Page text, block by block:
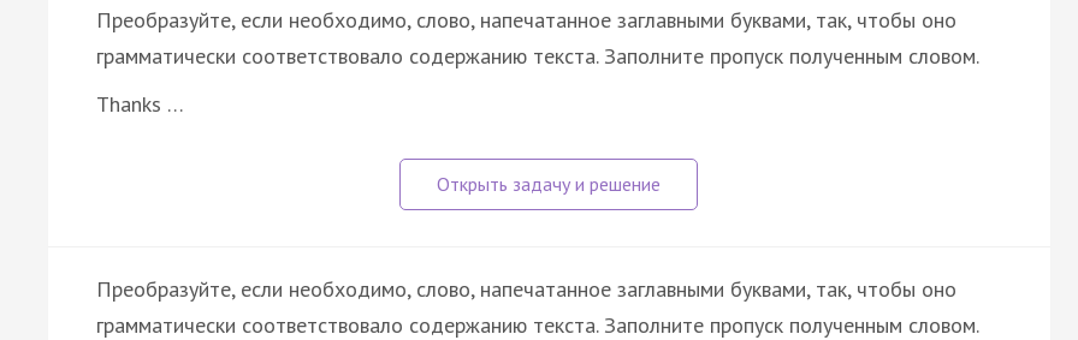
Преобразуйте, если необходимо, слово, напечатанное заглавными буквами, так, чтобы оно
грамматически соответствовало содержанию текста. Заполните пропуск полученным словом.
Thanks …
Преобразуйте, если необходимо, слово, напечатанное заглавными буквами, так, чтобы оно
грамматически соответствовало содержанию текста. Заполните пропуск полученным словом.